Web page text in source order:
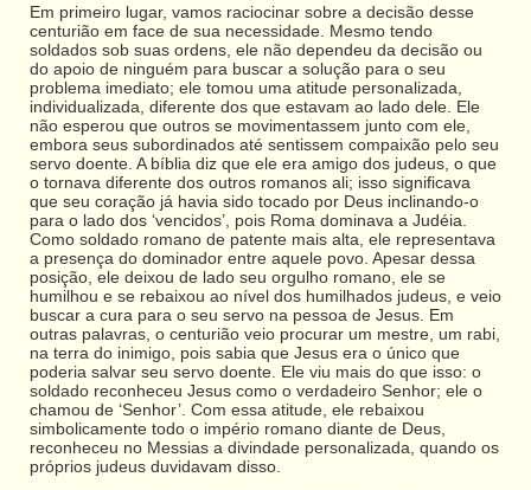
Em primeiro lugar, vamos raciocinar sobre a decisão desse
centurião em face de sua necessidade. Mesmo tendo
soldados sob suas ordens, ele não dependeu da decisão ou
do apoio de ninguém para buscar a solução para o seu
problema imediato; ele tomou uma atitude personalizada,
individualizada, diferente dos que estavam ao lado dele. Ele
não esperou que outros se movimentassem junto com ele,
embora seus subordinados até sentissem compaixão pelo seu
servo doente. A bíblia diz que ele era amigo dos judeus, o que
o tornava diferente dos outros romanos ali; isso significava
que seu coração já havia sido tocado por Deus inclinando-o
para o lado dos ‘vencidos’, pois Roma dominava a Judéia.
Como soldado romano de patente mais alta, ele representava
a presença do dominador entre aquele povo. Apesar dessa
posição, ele deixou de lado seu orgulho romano, ele se
humilhou e se rebaixou ao nível dos humilhados judeus, e veio
buscar a cura para o seu servo na pessoa de Jesus. Em
outras palavras, o centurião veio procurar um mestre, um rabi,
na terra do inimigo, pois sabia que Jesus era o único que
poderia salvar seu servo doente. Ele viu mais do que isso: o
soldado reconheceu Jesus como o verdadeiro Senhor; ele o
chamou de ‘Senhor’. Com essa atitude, ele rebaixou
simbolicamente todo o império romano diante de Deus,
reconheceu no Messias a divindade personalizada, quando os
próprios judeus duvidavam disso.